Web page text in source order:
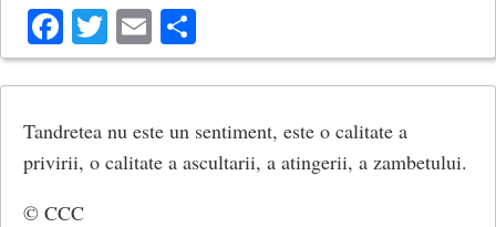
Facebook
Twitter
Email
Tandretea nu este un sentiment, este o calitate a
privirii, o calitate a ascultarii, a atingerii, a zambetului.
© CCC